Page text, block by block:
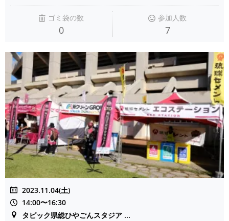
ゴミ袋の数
0
参加人数
7
2023.11.04(土)
14:00〜16:30
タピック県総ひやごんスタジア ...